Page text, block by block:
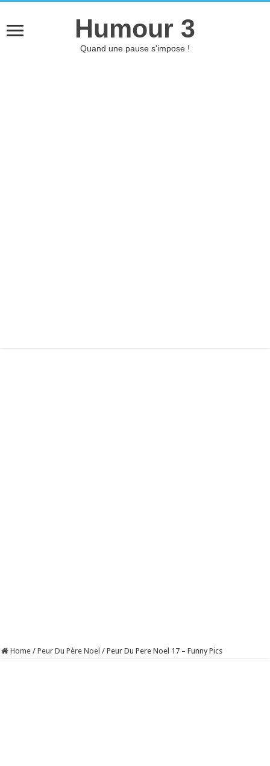
Humour 3
Quand une pause s'impose !
Home / Peur Du Père Noel / Peur Du Pere Noel 17 – Funny Pics